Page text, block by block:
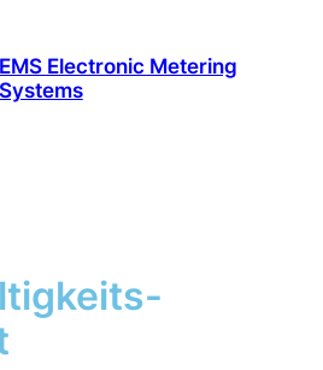
EMS Electronic Metering